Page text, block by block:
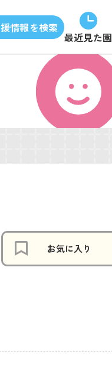
情報を検索
最近見た園
お気に入り